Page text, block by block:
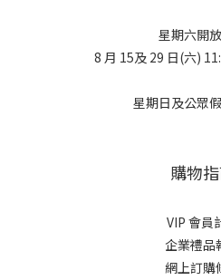
星期六開
8 月 15及 29 日(六)
星期日及公眾
購物
VIP 會員
企業禮品
網上訂購